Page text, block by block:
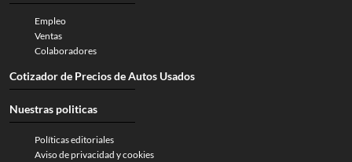
Empleo
Ventas
Colaboradores
Cotizador de Precios de Autos Usados
Nuestras politicas
Políticas editoriales
Aviso de privacidad y cookies